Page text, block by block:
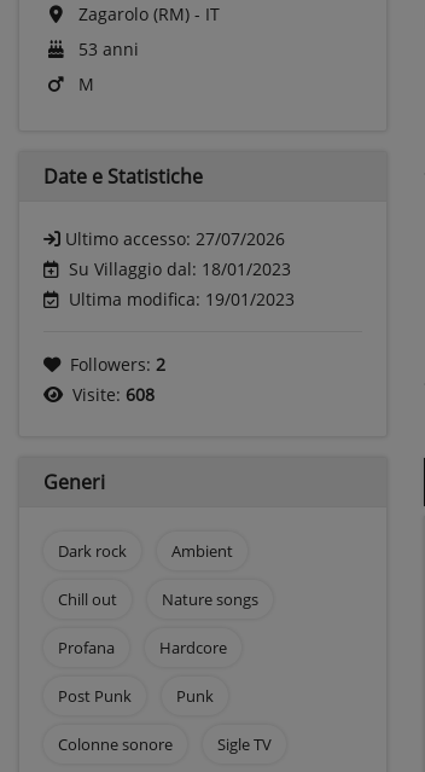
Zagarolo (RM) - IT
53 anni
M
Date e Statistiche
Ultimo accesso: 27/07/2026
Su Villaggio dal: 18/01/2023
Ultima modifica: 19/01/2023
Followers: 2
Visite: 608
Generi
Dark rock Ambient
Chill out Nature songs
Profana Hardcore
Post Punk Punk
Colonne sonore Sigle TV